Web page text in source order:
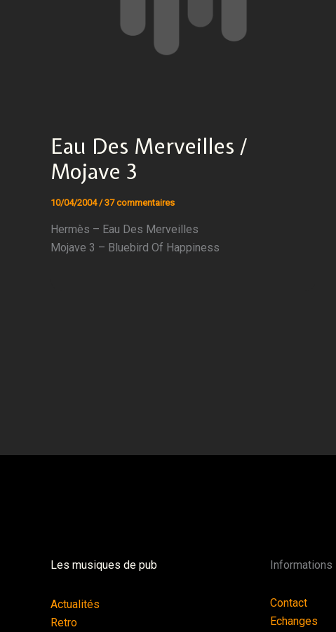
Eau Des Merveilles /
Mojave 3
10/04/2004/37 commentaires
Hermès – Eau Des Merveilles
Mojave 3 – Bluebird Of Happiness
Les musiques de pub
Actualités
Retro
Informations
Contact
Echanges